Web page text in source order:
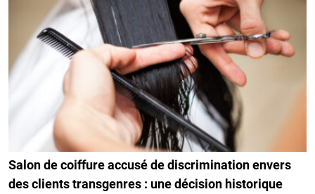
Salon de coiffure accusé de discrimination envers
des clients transgenres : une décision historique